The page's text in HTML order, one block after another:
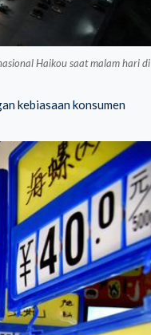
Haikou saat malam hari di
kebiasaan konsumen